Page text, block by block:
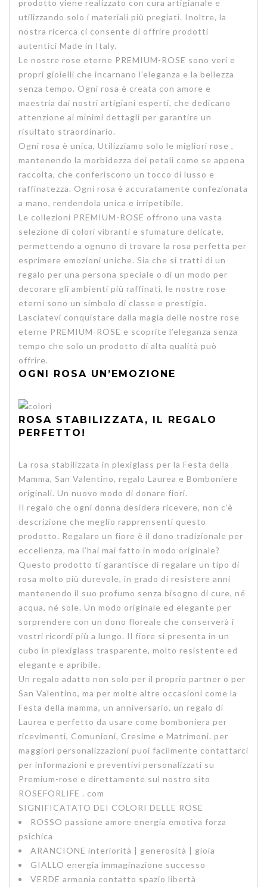
prodotto viene realizzato con cura artigianale e
utilizzando solo i materiali più pregiati. Inoltre, la
nostra ricerca ci consente di offrire prodotti
autentici Made in Italy.
Le nostre rose eterne PREMIUM-ROSE sono veri e
propri gioielli che incarnano l’eleganza e la bellezza
senza tempo. Ogni rosa è creata con amore e
maestria dai nostri artigiani esperti, che dedicano
attenzione ai minimi dettagli per garantire un
risultato straordinario.
Ogni rosa è unica, Utilizziamo solo le migliori rose ,
mantenendo la morbidezza dei petali come se appena
raccolta, che conferiscono un tocco di lusso e
raffinatezza. Ogni rosa è accuratamente confezionata
a mano, rendendola unica e irripetibile.
Le collezioni PREMIUM-ROSE offrono una vasta
selezione di colori vibranti e sfumature delicate,
permettendo a ognuno di trovare la rosa perfetta per
esprimere emozioni uniche. Sia che si tratti di un
regalo per una persona speciale o di un modo per
decorare gli ambienti più raffinati, le nostre rose
eterni sono un simbolo di classe e prestigio.
Lasciatevi conquistare dalla magia delle nostre rose
eterne PREMIUM-ROSE e scoprite l’eleganza senza
tempo che solo un prodotto di alta qualità può
offrire.
OGNI ROSA UN’EMOZIONE
ROSA STABILIZZATA, IL REGALO
PERFETTO!
La rosa stabilizzata in plexiglass per la Festa della
Mamma, San Valentino, regalo Laurea e Bomboniere
originali. Un nuovo modo di donare fiori.
Il regalo che ogni donna desidera ricevere, non c’è
descrizione che meglio rapprensenti questo
prodotto. Regalare un fiore è il dono tradizionale per
eccellenza, ma l’hai mai fatto in modo originale?
Questo prodotto ti garantisce di regalare un tipo di
rosa molto più durevole, in grado di resistere anni
mantenendo il suo profumo senza bisogno di cure, né
acqua, né sole. Un modo originale ed elegante per
sorprendere con un dono floreale che conserverà i
vostri ricordi più a lungo. Il fiore si presenta in un
cubo in plexiglass trasparente, molto resistente ed
elegante e apribile.
Un regalo adatto non solo per il proprio partner o per
San Valentino, ma per molte altre occasioni come la
Festa della mamma, un anniversario, un regalo di
Laurea e perfetto da usare come bomboniera per
ricevimenti, Comunioni, Cresime e Matrimoni. per
maggiori personalizzazioni puoi facilmente contattarci
per informazioni e preventivi personalizzati su
Premium-rose e direttamente sul nostro sito
ROSEFORLIFE . com
SIGNIFICATATO DEI COLORI DELLE ROSE
ROSSO passione amore energia emotiva forza
psichica
ARANCIONE interiorità | generosità | gioia
GIALLO energia immaginazione successo
VERDE armonia contatto spazio libertà